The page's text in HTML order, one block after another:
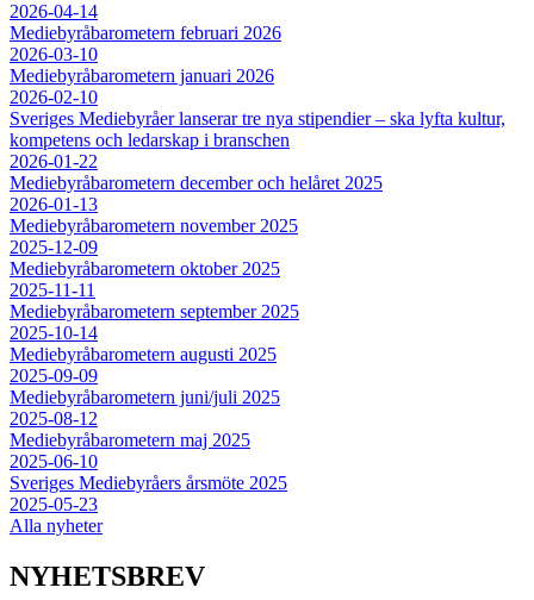
2026-04-14
Mediebyråbarometern februari 2026
2026-03-10
Mediebyråbarometern januari 2026
2026-02-10
Sveriges Mediebyråer lanserar tre nya stipendier – ska lyfta kultur,
kompetens och ledarskap i branschen
2026-01-22
Mediebyråbarometern december och helåret 2025
2026-01-13
Mediebyråbarometern november 2025
2025-12-09
Mediebyråbarometern oktober 2025
2025-11-11
Mediebyråbarometern september 2025
2025-10-14
Mediebyråbarometern augusti 2025
2025-09-09
Mediebyråbarometern juni/juli 2025
2025-08-12
Mediebyråbarometern maj 2025
2025-06-10
Sveriges Mediebyråers årsmöte 2025
2025-05-23
Alla nyheter
NYHETSBREV